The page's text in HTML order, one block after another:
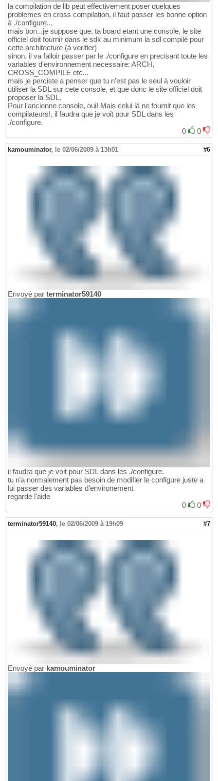
la compilation de lib peut effectivement poser quelques
problemes en cross compilation, il faut passer les bonne option
à ./configure...
mais bon...je suppose que, ta board etant une console, le site
officiel doit fournir dans le sdk au minimum la sdl compilé pour
cette architecture (à verifier)
sinon, il va falloir passer par le ./configure en precisant toute les
variables d'environnement necessaire: ARCH,
CROSS_COMPILE etc...
mais je perciste a penser que tu n'est pas le seul à vouloir
utiliser la SDL sur cete console, et que donc le site officiel doit
proposer la SDL.
Pour l'ancienne console, oui! Mais celui là ne fournit que les
compilateurs!, il faudra que je voit pour SDL dans les
./configure.
0
0
kamouminator, le 02/06/2009 à 13h01 #6
Envoyé par terminator59140
il faudra que je voit pour SDL dans les ./configure.
tu n'a normalement pas besoin de modifier le configure juste a
lui passer des variables d'environement
regarde l'aide
0
0
terminator59140, le 02/06/2009 à 19h09 #7
Envoyé par kamouminator